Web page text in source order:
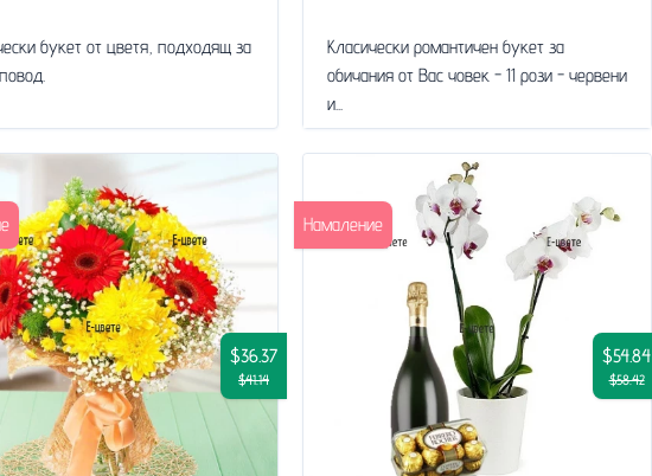
букет от цветя, подходящ за
Класически романтичен букет за
обичания от Вас човек - 11 рози - червени
и...
$36.37
$41.14
$54.84
$58.42
Намаление